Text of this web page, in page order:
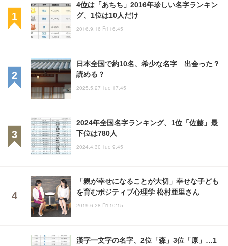
4位は「あちち」2016年珍しい名字ランキン
グ、1位は10人だけ
2016.9.16 Fri 16:45
日本全国で約10名、希少な名字 出会った？
読める？
2025.5.27 Tue 17:45
2024年全国名字ランキング、1位「佐藤」最
下位は780人
2024.4.30 Tue 9:45
「親が幸せになることが大切」幸せな子ども
を育むポジティブ心理学 松村亜里さん
2019.6.28 Fri 10:15
漢字一文字の名字、2位「森」3位「原」…1